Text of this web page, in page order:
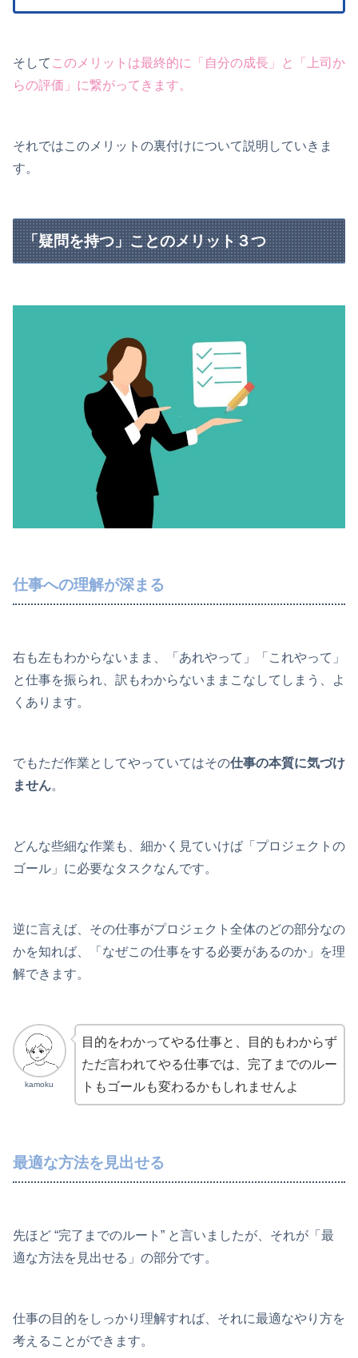
そして このメリットは最終的に「自分の成長」と「上司か
らの評価」に繋がってきます。
それではこのメリットの裏付けについて説明していきま
す。
「疑問を持つ」ことのメリット３つ
仕事への理解が深まる
右も左もわからないまま、「あれやって」「これやって」
と仕事を振られ、訳もわからないままこなしてしまう、よ
くあります。
でもただ作業としてやっていてはその仕事の本質に気づけ
ません。
どんな些細な作業も、細かく見ていけば「プロジェクトの
ゴール」に必要なタスクなんです。
逆に言えば、その仕事がプロジェクト全体のどの部分なの
かを知れば、「なぜこの仕事をする必要があるのか」を理
解できます。
kamoku
目的をわかってやる仕事と、目的もわからず
ただ言われてやる仕事では、完了までのルー
トもゴールも変わるかもしれませんよ
最適な方法を見出せる
先ほど “完了までのルート” と言いましたが、それが「最
適な方法を見出せる」の部分です。
仕事の目的をしっかり理解すれば、それに最適なやり方を
考えることができます。